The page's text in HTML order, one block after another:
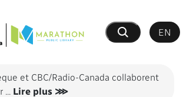
Recherche
EN
et CBC/Radio-Canada collaborent
... Lire plus ⋙